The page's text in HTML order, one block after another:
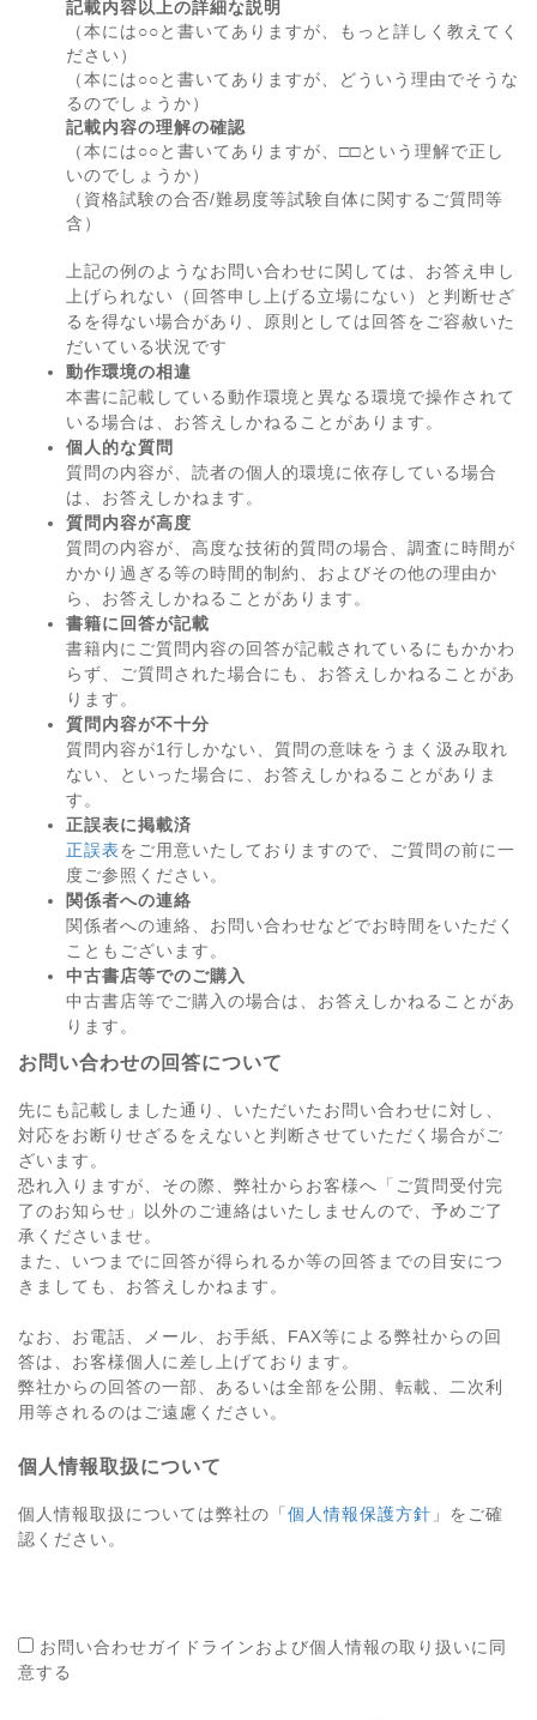
記載内容以上の詳細な説明
（本には○○と書いてありますが、もっと詳しく教えてく
ださい）
（本には○○と書いてありますが、どういう理由でそうな
るのでしょうか）
記載内容の理解の確認
（本には○○と書いてありますが、□□という理解で正し
いのでしょうか）
（資格試験の合否/難易度等試験自体に関するご質問等
含）
上記の例のようなお問い合わせに関しては、お答え申し
上げられない（回答申し上げる立場にない）と判断せざ
るを得ない場合があり、原則としては回答をご容赦いた
だいている状況です
動作環境の相違
本書に記載している動作環境と異なる環境で操作されて
いる場合は、お答えしかねることがあります。
個人的な質問
質問の内容が、読者の個人的環境に依存している場合
は、お答えしかねます。
質問内容が高度
質問の内容が、高度な技術的質問の場合、調査に時間が
かかり過ぎる等の時間的制約、およびその他の理由か
ら、お答えしかねることがあります。
書籍に回答が記載
書籍内にご質問内容の回答が記載されているにもかかわ
らず、ご質問された場合にも、お答えしかねることがあ
ります。
質問内容が不十分
質問内容が1行しかない、質問の意味をうまく汲み取れ
ない、といった場合に、お答えしかねることがありま
す。
正誤表に掲載済
正誤表をご用意いたしておりますので、ご質問の前に一
度ご参照ください。
関係者への連絡
関係者への連絡、お問い合わせなどでお時間をいただく
こともございます。
中古書店等でのご購入
中古書店等でご購入の場合は、お答えしかねることがあ
ります。
お問い合わせの回答について
先にも記載しました通り、いただいたお問い合わせに対し、
対応をお断りせざるをえないと判断させていただく場合がご
ざいます。
恐れ入りますが、その際、弊社からお客様へ「ご質問受付完
了のお知らせ」以外のご連絡はいたしませんので、予めご了
承くださいませ。
また、いつまでに回答が得られるか等の回答までの目安につ
きましても、お答えしかねます。
なお、お電話、メール、お手紙、FAX等による弊社からの回
答は、お客様個人に差し上げております。
弊社からの回答の一部、あるいは全部を公開、転載、二次利
用等されるのはご遠慮ください。
個人情報取扱について
個人情報取扱については弊社の「個人情報保護方針 」をご確
認ください。
お問い合わせガイドラインおよび個人情報の取り扱いに同
意する